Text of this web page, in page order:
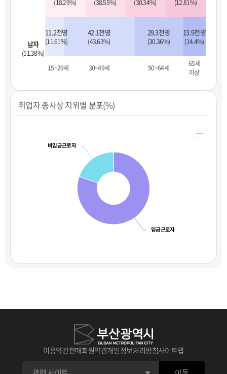
(18.29%) (38.55%) (30.34%) (12.81%)
남자
(51.38%)
11.2천명
(11.61%)
42.1천명
(43.63%)
29.3천명
(30.36%)
13.9천명
(14.4%)
15~29세 30~49세 50~64세
65세
이상
취업자 종사상 지위별 분포(%)
임금근로자
비임금근로자
이용약관판매회원약관개인정보처리방침사이트맵